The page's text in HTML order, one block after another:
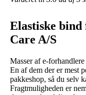
Elastiske
Care A/S
Masser af e-
En af dem der er mest
pakkeshop, så du selv
Fragtmuligheden er